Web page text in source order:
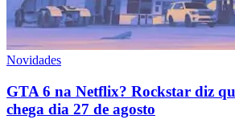
Novidades
GTA 6 na Netflix? Rockstar diz
chega dia 27 de agosto